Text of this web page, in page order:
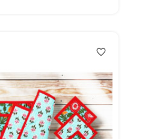
favorite_border